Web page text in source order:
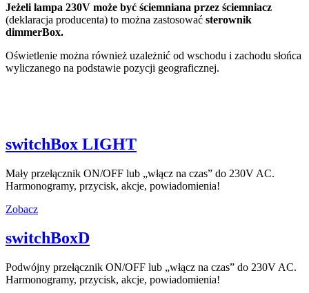
Jeżeli lampa 230V może być ściemniana przez ściemniacz
(deklaracja producenta) to można zastosować sterownik
dimmerBox.
Oświetlenie można również uzależnić od wschodu i zachodu słońca
wyliczanego na podstawie pozycji geograficznej.
switchBox LIGHT
Mały przełącznik ON/OFF lub „włącz na czas” do 230V AC.
Harmonogramy, przycisk, akcje, powiadomienia!
Zobacz
switchBoxD
Podwójny przełącznik ON/OFF lub „włącz na czas” do 230V AC.
Harmonogramy, przycisk, akcje, powiadomienia!